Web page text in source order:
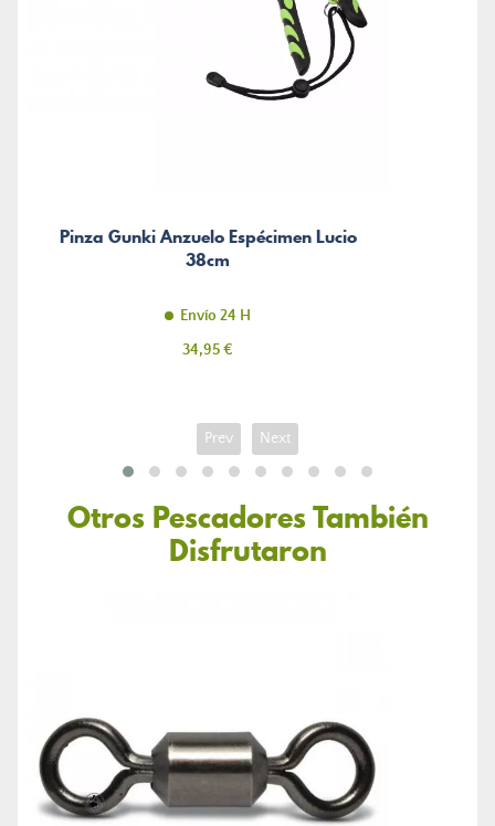
Pinza Gunki Anzuelo Espécimen Lucio
38cm
Envío 24 H
Precio
34,95 €
Prev Next
Otros Pescadores También
Disfrutaron